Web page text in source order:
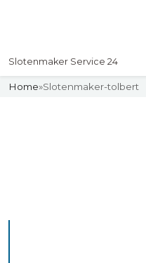
Slotenmaker Service 24
Home»Slotenmaker-tolbert